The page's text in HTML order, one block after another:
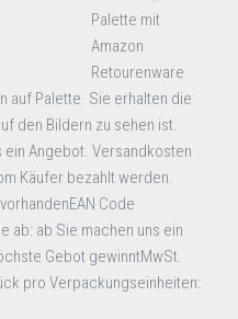
Palette mit
Amazon
Retourenware
auf Palette. Sie erhalten die
den Bildern zu sehen ist.
ein Angebot. Versandkosten
Käufer bezahlt werden.
Code
ab: ab Sie machen uns ein
Gebot gewinntMwSt.
pro Verpackungseinheiten: